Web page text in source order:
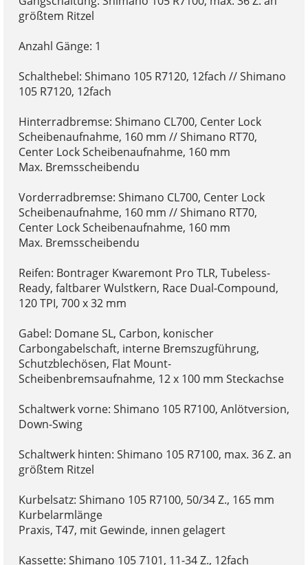
größtem Ritzel
Anzahl Gänge: 1
Schalthebel: Shimano 105 R7120, 12fach // Shimano
105 R7120, 12fach
Hinterradbremse: Shimano CL700, Center Lock
Scheibenaufnahme, 160 mm // Shimano RT70,
Center Lock Scheibenaufnahme, 160 mm
Max. Bremsscheibendu
Vorderradbremse: Shimano CL700, Center Lock
Scheibenaufnahme, 160 mm // Shimano RT70,
Center Lock Scheibenaufnahme, 160 mm
Max. Bremsscheibendu
Reifen: Bontrager Kwaremont Pro TLR, Tubeless-
Ready, faltbarer Wulstkern, Race Dual-Compound,
120 TPI, 700 x 32 mm
Gabel: Domane SL, Carbon, konischer
Carbongabelschaft, interne Bremszugführung,
Schutzblechösen, Flat Mount-
Scheibenbremsaufnahme, 12 x 100 mm Steckachse
Schaltwerk vorne: Shimano 105 R7100, Anlötversion,
Down-Swing
Schaltwerk hinten: Shimano 105 R7100, max. 36 Z. an
größtem Ritzel
Kurbelsatz: Shimano 105 R7100, 50/34 Z., 165 mm
Kurbelarmlänge
Praxis, T47, mit Gewinde, innen gelagert
Kassette: Shimano 105 7101, 11-34 Z., 12fach